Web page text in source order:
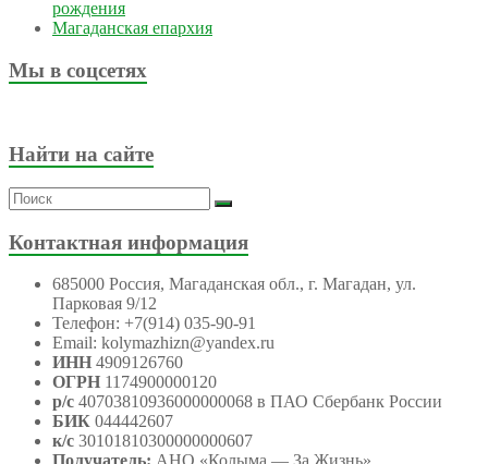
рождения
Магаданская епархия
Мы в соцсетях
Найти на сайте
Контактная информация
685000 Россия, Магаданская обл., г. Магадан, ул.
Парковая 9/12
Телефон: +7(914) 035-90-91
Email: kolymazhizn@yandex.ru
ИНН 4909126760
ОГРН 1174900000120
р/с 40703810936000000068 в ПАО Сбербанк России
БИК 044442607
к/с 30101810300000000607